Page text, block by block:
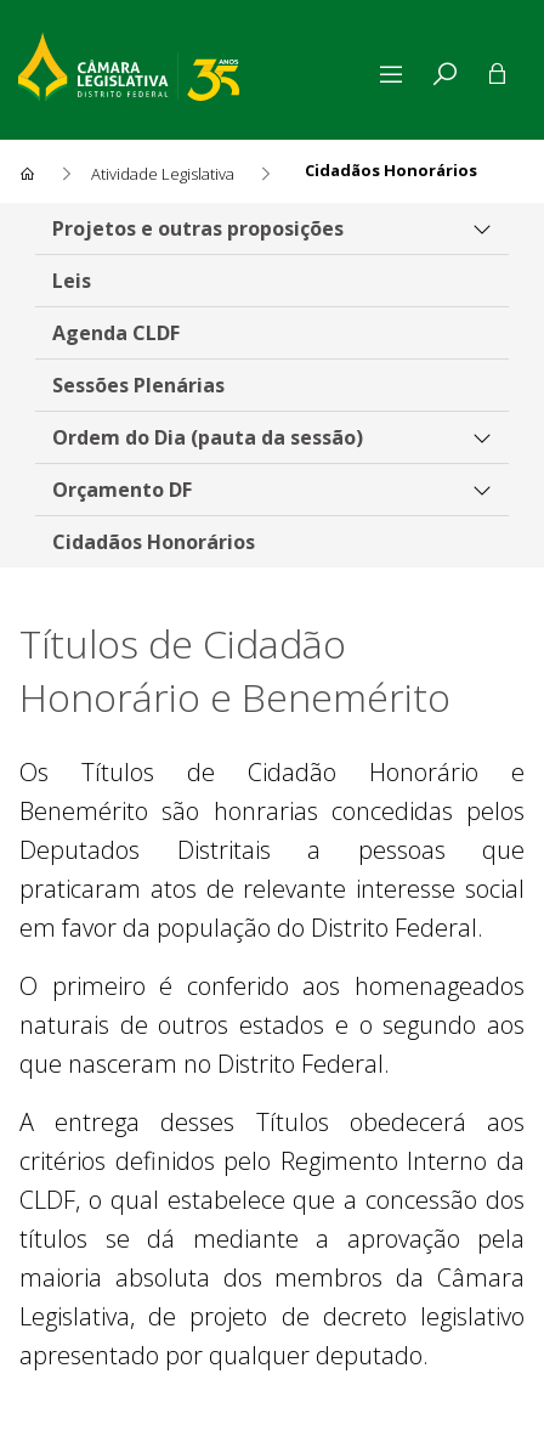
Atividade Legislativa Cidadãos Honorários
Cidadãos Honorários
Projetos e outras proposições
Leis
Agenda CLDF
Sessões Plenárias
Ordem do Dia (pauta da sessão)
Orçamento DF
Cidadãos Honorários
Títulos de Cidadão
Honorário e Benemérito
Os Títulos de Cidadão Honorário e
Benemérito são honrarias concedidas pelos
Deputados Distritais a pessoas que
praticaram atos de relevante interesse social
em favor da população do Distrito Federal.
O primeiro é conferido aos homenageados
naturais de outros estados e o segundo aos
que nasceram no Distrito Federal.
A entrega desses Títulos obedecerá aos
critérios definidos pelo Regimento Interno da
CLDF, o qual estabelece que a concessão dos
títulos se dá mediante a aprovação pela
maioria absoluta dos membros da Câmara
Legislativa, de projeto de decreto legislativo
apresentado por qualquer deputado.